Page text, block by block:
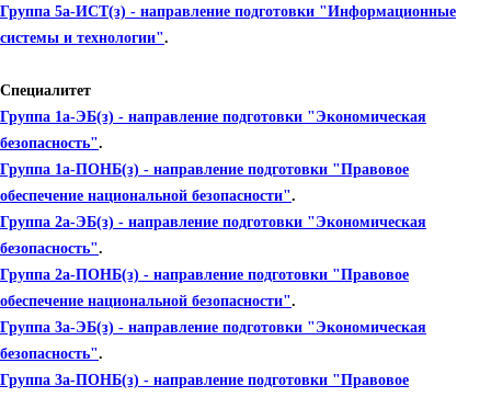
Группа 5а-ИСТ(з) - направление подготовки "Информационные
системы и технологии".
Специалитет
Группа 1а-ЭБ(з) - направление подготовки "Экономическая
безопасность".
Группа 1а-ПОНБ(з) - направление подготовки "Правовое
обеспечение национальной безопасности".
Группа 2а-ЭБ(з) - направление подготовки "Экономическая
безопасность".
Группа 2а-ПОНБ(з) - направление подготовки "Правовое
обеспечение национальной безопасности".
Группа 3а-ЭБ(з) - направление подготовки "Экономическая
безопасность".
Группа 3а-ПОНБ(з) - направление подготовки "Правовое